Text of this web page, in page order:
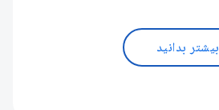
بیشتر بدانید